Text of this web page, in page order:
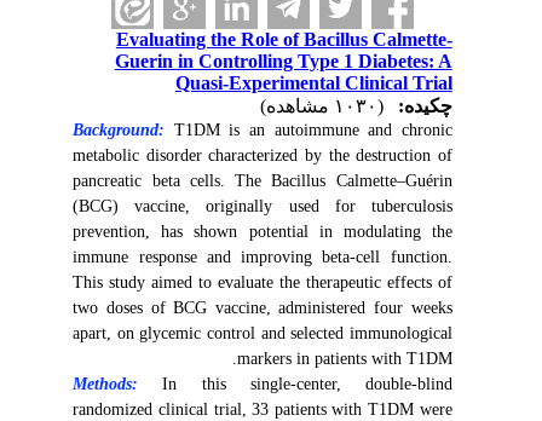
Evaluating the Role of Bacillus Calmette-
Guerin in Controlling Type 1 Diabetes: A
Quasi-Experimental Clinical Trial
چکیده:
Background: T1DM is an autoimmune and chronic
metabolic disorder characterized by the destruction of
pancreatic beta cells. The Bacillus Calmette–Guérin
(BCG) vaccine, originally used for tuberculosis
prevention, has shown potential in modulating the
immune response and improving beta-cell function.
This study aimed to evaluate the therapeutic effects of
two doses of BCG vaccine, administered four weeks
apart, on glycemic control and selected immunological
markers in patients with T1DM.
Methods:
In this single-center, double-blind
randomized clinical trial, 33 patients with T1DM were